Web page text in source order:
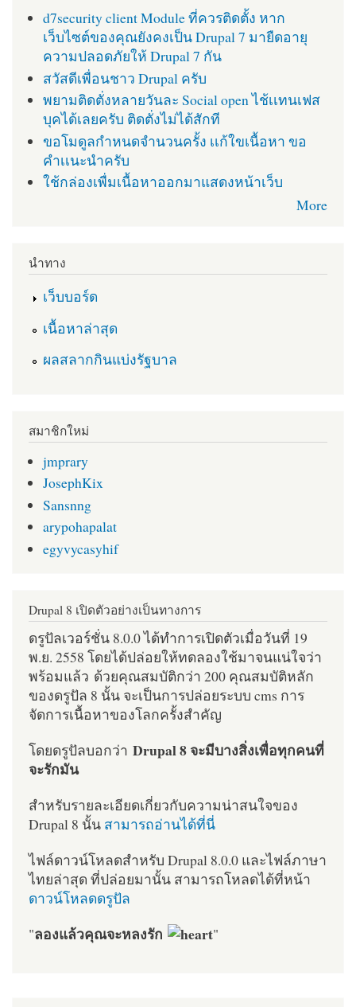
d7security client Module ที่ควรติดตั้ง หาก
เว็บไซต์ของคุณยังคงเป็น Drupal 7 มายืดอายุ
ความปลอดภัยให้ Drupal 7 กัน
สวัสดีเพื่อนชาว Drupal ครับ
พยามติดตั่งหลายวันละ Social open ไช้เเทนเฟส
บุคได้เลยครับ ติดตั่งไม่ได้สักที
ขอโมดูลกำหนดจำนวนครั้ง เเก้ใขเนื้อหา ขอ
คำเเนะนำครับ
ใช้กล่องเพื่มเนื้อหาออกมาแสดงหน้าเว็บ
More
นำทาง
เว็บบอร์ด
เนื้อหาล่าสุด
ผลสลากกินแบ่งรัฐบาล
สมาชิกใหม่
jmprary
JosephKix
Sansnng
arypohapalat
egyvycasyhif
Drupal 8 เปิดตัวอย่างเป็นทางการ
ดรูปัลเวอร์ชั่น 8.0.0 ได้ทำการเปิดตัวเมื่อวันที่ 19
พ.ย. 2558 โดยได้ปล่อยให้ทดลองใช้มาจนแน่ใจว่า
พร้อมแล้ว ด้วยคุณสมบัติกว่า 200 คุณสมบัติหลัก
ของดรูปัล 8 นั้น จะเป็นการปล่อยระบบ cms การ
จัดการเนื้อหาของโลกครั้งสำคัญ
โดยดรูปัลบอกว่า Drupal 8 จะมีบางสิ่งเพื่อทุกคนที่
จะรักมัน
สำหรับรายละเอียดเกี่ยวกับความน่าสนใจของ
Drupal 8 นั้น สามารถอ่านได้ที่นี่
ไฟล์ดาวน์โหลดสำหรับ Drupal 8.0.0 และไฟล์ภาษา
ไทยล่าสุด ที่ปล่อยมานั้น สามารถโหลดได้ที่หน้า
ดาวน์โหลดดรูปัล
"ลองแล้วคุณจะหลงรัก "